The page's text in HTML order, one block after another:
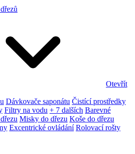
Otevřít
Dávkovače saponátu Čistící prostředky
Filtry na vodu + 7 dalších Barevné
Misky do dřezu Koše do dřezu
Excentrické ovládání Rolovací rošty